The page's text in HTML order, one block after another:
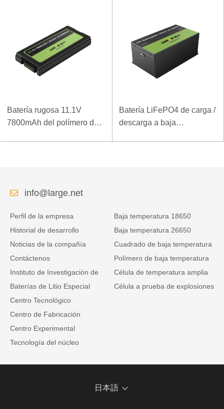
Batería rugosa 11.1V
7800mAh del polímero del
Batería LiFePO4 de carga /
descarga a baja
info@large.net
Perfil de la empresa
Historial de desarrollo
Noticias de la compañía
Contáctenos
Instituto de Investigación de
Baterías de Litio Especial
Centro Tecnológico
Centro de Fabricación
Centro Experimental
Tecnología del núcleo
Baja temperatura 18650
Baja temperatura 26650
Cuadrado de baja temperatura
Polímero de baja temperatura
Célula de temperatura amplia
Célula a prueba de explosiones
日本語